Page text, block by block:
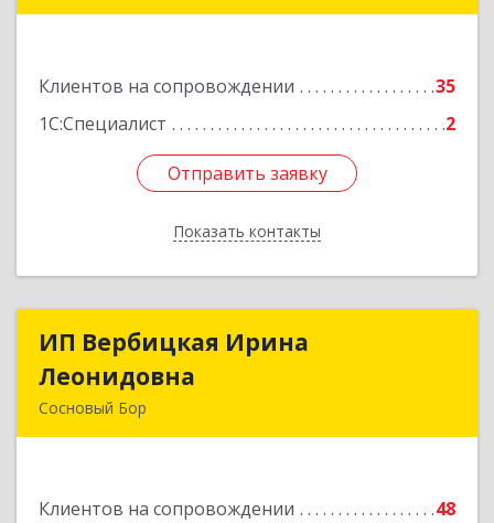
Клиентов на сопровождении
35
1С:Специалист
2
Отправить заявку
Показать контакты
Отправить заявку
Назад
ИП Вербицкая Ирина
Леонидовна
Сосновый Бор
Клиентов на сопровождении 48
ИП Вербицкая Ирина
Подробнее